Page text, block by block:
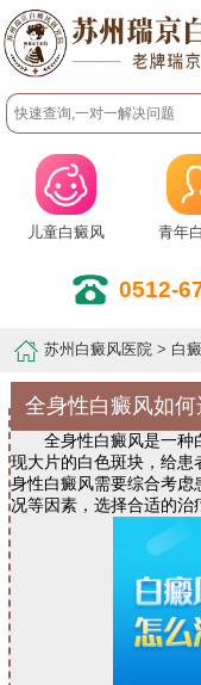
儿童白癜风 青年
0512-
苏州白癜风医院 > 白
全身性白癜风如
全身性白癜风是一种白
现大片的白色斑块，给
身性白癜风需要综合考虑
况等因素，选择合适的